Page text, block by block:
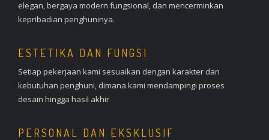
elegan, bergaya modern fungsional, dan mencerminkan
kepribadian penghuninya.
ESTETIKA DAN FUNGSI
Setiap pekerjaan kami sesuaikan dengan karakter dan
kebutuhan penghuni, dimana kami mendampingi proses
desain hingga hasil akhir
PERSONAL DAN EKSKLUSIF